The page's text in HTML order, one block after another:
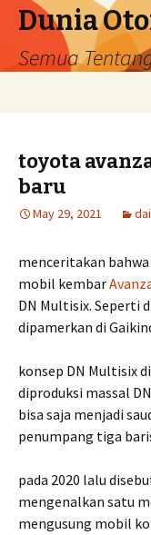
Dunia
Semua
toyota
baru
May 29, 2021
menceritakan
mobil kembar
DN Multisix. Seperti
dipamerkan di
konsep DN Multisix
diproduksi massal
bisa saja menjadi
penumpang tiga
pada 2020 lalu
mengenalkan satu
mengusung mobil